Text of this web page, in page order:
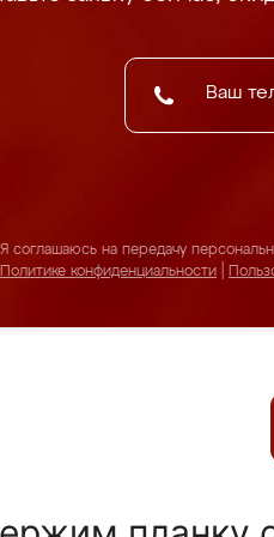
Я соглашаюсь на передачу
Политике конфиденциальности